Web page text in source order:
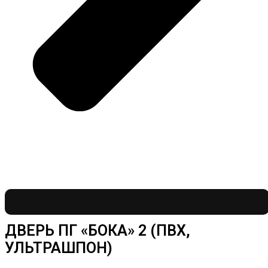
ДВЕРЬ ПГ «БОКА» 2 (ПВХ,
УЛЬТРАШПОН)